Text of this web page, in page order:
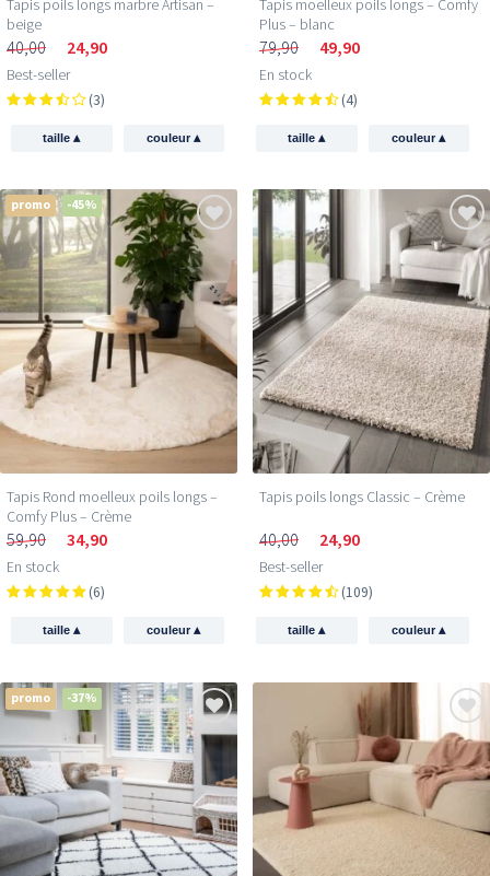
Tapis poils longs marbre Artisan –
beige
40,00 24,90
Best-seller
(3)
taille▴ couleur▴
Tapis moelleux poils longs – Comfy
Plus – blanc
79,90 49,90
En stock
(4)
taille▴ couleur▴
promo -45%
Tapis Rond moelleux poils longs –
Comfy Plus – Crème
59,90 34,90
En stock
(6)
taille▴ couleur▴
Tapis poils longs Classic – Crème
40,00 24,90
Best-seller
(109)
taille▴ couleur▴
promo -37%